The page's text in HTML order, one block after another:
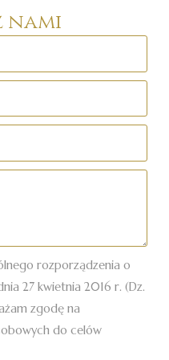
nami
rozporządzenia o
27 kwietnia 2016 r. (Dz.
zgodę na
do celów